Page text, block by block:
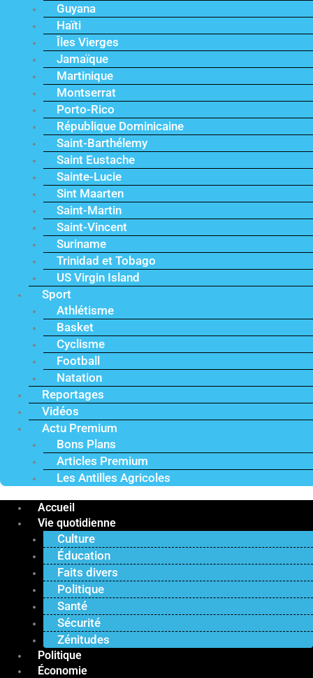
Guyana
Haïti
Îles Vierges
Jamaïque
Martinique
Montserrat
Porto-Rico
République Dominicaine
Saint-Barthélemy
Saint Eustache
Sainte-Lucie
Sint Maarten
Saint-Martin
Saint-Vincent
Suriname
Trinidad et Tobago
US Virgin Island
Sport
Athlétisme
Basket
Cyclisme
Football
Natation
Reportages
Vidéos
Actu Premium
Bons Plans
Articles Premium
Les Antilles Agricoles
Accueil
Vie quotidienne
Culture
Éducation
Faits divers
Politique
Santé
Sécurité
Zénitudes
Politique
Économie